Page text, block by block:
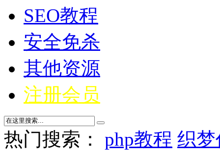
SEO教程
安全免杀
其他资源
注册会员
热门搜索： php教程 织